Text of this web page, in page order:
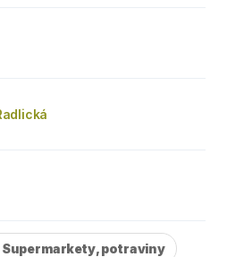
Supermarkety, potraviny